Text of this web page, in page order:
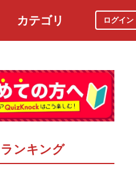
カテゴリ ログイン
ランキング